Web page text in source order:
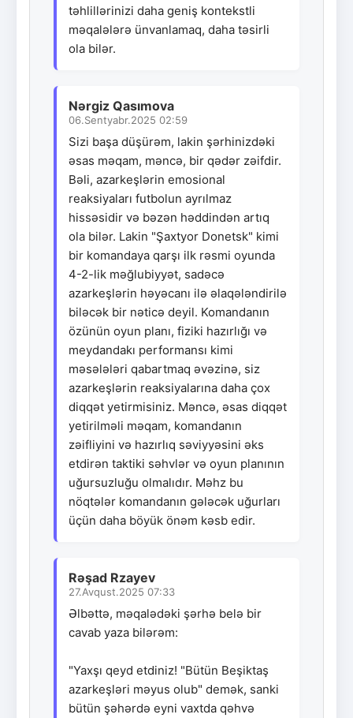
təhlillərinizi daha geniş kontekstli
məqalələrə ünvanlamaq, daha təsirli
ola bilər.
Nərgiz Qasımova
06.Sentyabr.2025 02:59
Sizi başa düşürəm, lakin şərhinizdəki
əsas məqam, məncə, bir qədər zəifdir.
Bəli, azarkeşlərin emosional
reaksiyaları futbolun ayrılmaz
hissəsidir və bəzən həddindən artıq
ola bilər. Lakin "Şaxtyor Donetsk" kimi
bir komandaya qarşı ilk rəsmi oyunda
4-2-lik məğlubiyyət, sadəcə
azarkeşlərin həyəcanı ilə əlaqələndirilə
biləcək bir nəticə deyil. Komandanın
özünün oyun planı, fiziki hazırlığı və
meydandakı performansı kimi
məsələləri qabartmaq əvəzinə, siz
azarkeşlərin reaksiyalarına daha çox
diqqət yetirmisiniz. Məncə, əsas diqqət
yetirilməli məqam, komandanın
zəifliyini və hazırlıq səviyyəsini əks
etdirən taktiki səhvlər və oyun planının
uğursuzluğu olmalıdır. Məhz bu
nöqtələr komandanın gələcək uğurları
üçün daha böyük önəm kəsb edir.
Rəşad Rzayev
27.Avqust.2025 07:33
Əlbəttə, məqalədəki şərhə belə bir
cavab yaza bilərəm:
"Yaxşı qeyd etdiniz! "Bütün Beşiktaş
azarkeşləri məyus olub" demək, sanki
bütün şəhərdə eyni vaxtda qəhvə